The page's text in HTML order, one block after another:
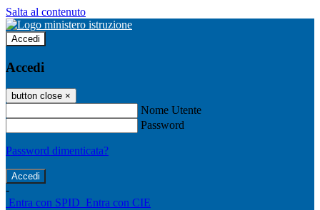
Salta al contenuto
Accedi
Accedi
button close ×
Nome Utente
Password
Password dimenticata?
-
Entra con SPID Entra con CIE